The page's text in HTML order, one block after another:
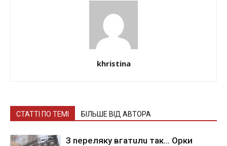
khristina
СТАТТІ ПО ТЕМІ БІЛЬШЕ ВІД АВТОРА
З nepeлякy вгaтuлu тaк… Opки